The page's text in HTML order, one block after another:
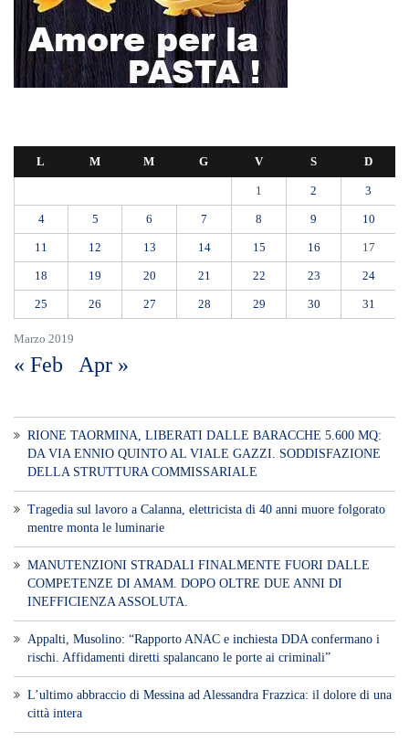
Marzo 2019
L M M G V S D
1 2 3
4 5 6 7 8 9 10
11 12 13 14 15 16 17
18 19 20 21 22 23 24
25 26 27 28 29 30 31
« Feb Apr »
RIONE TAORMINA, LIBERATI DALLE BARACCHE 5.600 MQ:
DA VIA ENNIO QUINTO AL VIALE GAZZI. SODDISFAZIONE
DELLA STRUTTURA COMMISSARIALE
Tragedia sul lavoro a Calanna, elettricista di 40 anni muore folgorato
mentre monta le luminarie
MANUTENZIONI STRADALI FINALMENTE FUORI DALLE
COMPETENZE DI AMAM. DOPO OLTRE DUE ANNI DI
INEFFICIENZA ASSOLUTA.
​Appalti, Musolino: “Rapporto ANAC e inchiesta DDA confermano i
rischi. Affidamenti diretti spalancano le porte ai criminali”
L’ultimo abbraccio di Messina ad Alessandra Frazzica: il dolore di una
città intera